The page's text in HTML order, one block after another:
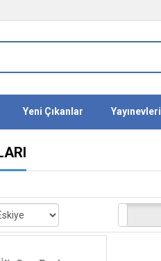
Yeni Çıkanlar Yayınevleri
Stoktakiler